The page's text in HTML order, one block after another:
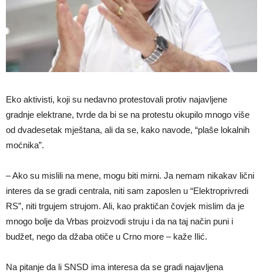
Eko aktivisti, koji su nedavno protestovali protiv najavljene
gradnje elektrane, tvrde da bi se na protestu okupilo mnogo više
od dvadesetak mještana, ali da se, kako navode, “plaše lokalnih
moćnika”.
– Ako su mislili na mene, mogu biti mirni. Ja nemam nikakav lični
interes da se gradi centrala, niti sam zaposlen u “Elektroprivredi
RS”, niti trgujem strujom. Ali, kao praktičan čovjek mislim da je
mnogo bolje da Vrbas proizvodi struju i da na taj način puni i
budžet, nego da džaba otiče u Crno more – kaže Ilić.
Na pitanje da li SNSD ima interesa da se gradi najavljena